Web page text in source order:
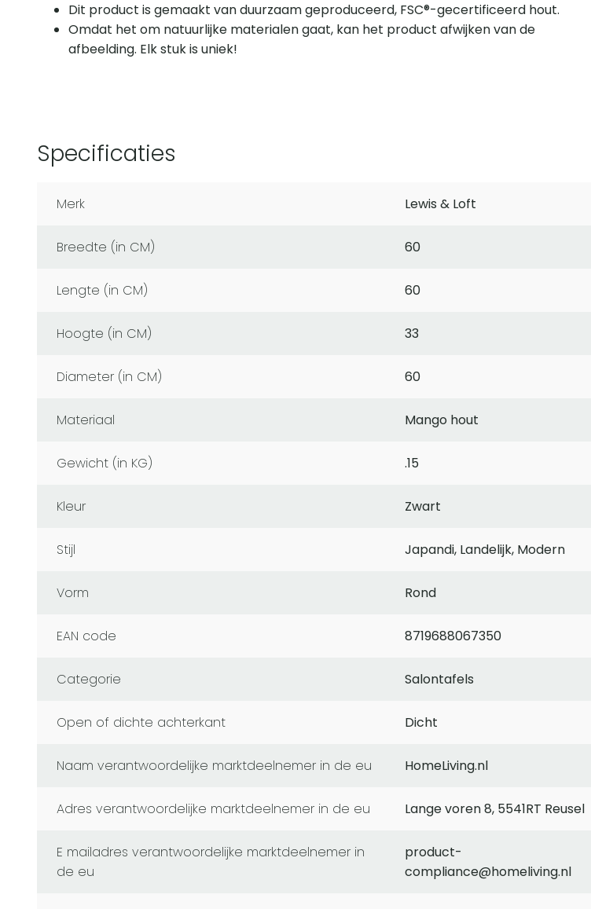
Dit product is gemaakt van duurzaam geproduceerd, FSC®-gecertificeerd hout.
Omdat het om natuurlijke materialen gaat, kan het product afwijken van de
afbeelding. Elk stuk is uniek!
Specificaties
Merk Lewis & Loft
Breedte (in CM) 60
Lengte (in CM) 60
Hoogte (in CM) 33
Diameter (in CM) 60
Materiaal Mango hout
Gewicht (in KG) .15
Kleur Zwart
Stijl Japandi, Landelijk, Modern
Vorm Rond
EAN code 8719688067350
Categorie Salontafels
Open of dichte achterkant Dicht
naam verantwoordelijke marktdeelnemer in de eu HomeLiving.nl
adres verantwoordelijke marktdeelnemer in de eu Lange voren 8, 5541RT Reusel
e mailadres verantwoordelijke marktdeelnemer in
de eu
product-
compliance@homeliving.nl